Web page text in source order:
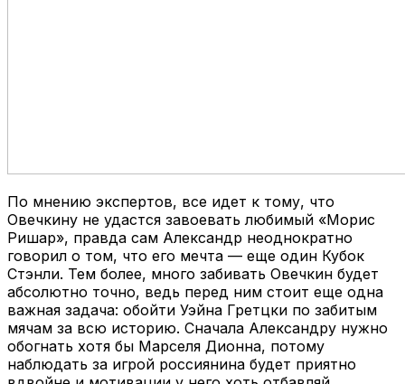
По мнению экспертов, все идет к тому, что
Овечкину не удастся завоевать любимый «Морис
Ришар», правда сам Александр неоднократно
говорил о том, что его мечта — еще один Кубок
Стэнли. Тем более, много забивать Овечкин будет
абсолютно точно, ведь перед ним стоит еще одна
важная задача: обойти Уэйна Гретцки по забитым
мячам за всю историю. Сначала Александру нужно
обогнать хотя бы Марселя Дионна, потому
наблюдать за игрой россиянина будет приятно